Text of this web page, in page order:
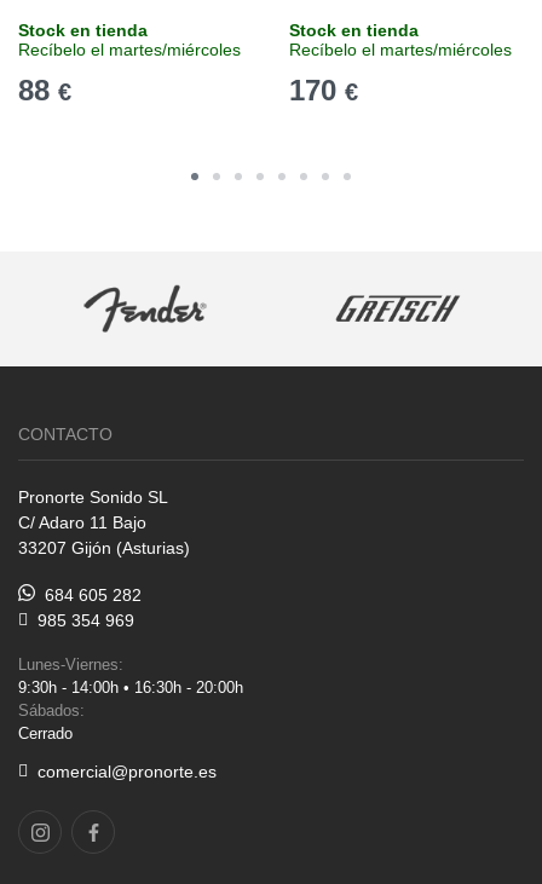
Stock en tienda
Recíbelo el martes/miércoles
88 €
Stock en tienda
Recíbelo el martes/miércoles
170 €
CONTACTO
Pronorte Sonido SL
C/ Adaro 11 Bajo
33207 Gijón (Asturias)
684 605 282
985 354 969
Lunes-Viernes:
9:30h - 14:00h • 16:30h - 20:00h
Sábados:
Cerrado
comercial@pronorte.es